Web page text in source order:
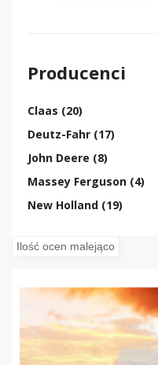
Producenci
Claas (20)
Deutz-Fahr (17)
John Deere (8)
Massey Ferguson (4)
New Holland (19)